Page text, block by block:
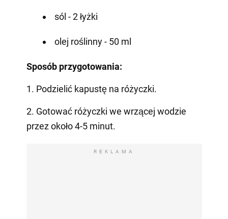
sól - 2 łyżki
olej roślinny - 50 ml
Sposób przygotowania:
1. Podzielić kapustę na różyczki.
2. Gotować różyczki we wrzącej wodzie
przez około 4-5 minut.
REKLAMA